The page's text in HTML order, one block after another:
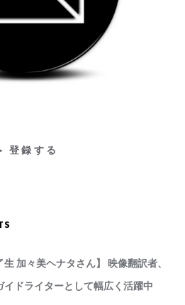
生 加々美ヘナタさん】 映像翻訳者、
イドライターとして幅広く活躍中